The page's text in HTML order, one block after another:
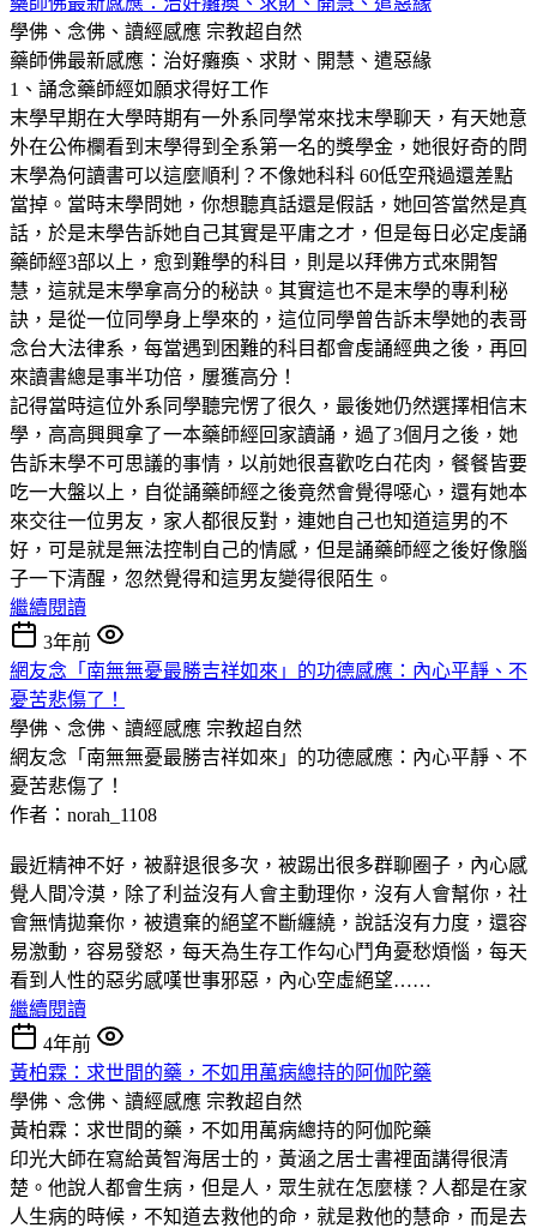
學佛、念佛、讀經感應 宗教超自然
藥師佛最新感應：治好癱瘓、求財、開慧、遣惡緣
1、誦念藥師經如願求得好工作
末學早期在大學時期有一外系同學常來找末學聊天，有天她意
外在公佈欄看到末學得到全系第一名的獎學金，她很好奇的問
末學為何讀書可以這麼順利？不像她科科 60低空飛過還差點
當掉。當時末學問她，你想聽真話還是假話，她回答當然是真
話，於是末學告訴她自己其實是平庸之才，但是每日必定虔誦
藥師經3部以上，愈到難學的科目，則是以拜佛方式來開智
慧，這就是末學拿高分的秘訣。其實這也不是末學的專利秘
訣，是從一位同學身上學來的，這位同學曾告訴末學她的表哥
念台大法律系，每當遇到困難的科目都會虔誦經典之後，再回
來讀書總是事半功倍，屢獲高分！
記得當時這位外系同學聽完愣了很久，最後她仍然選擇相信末
學，高高興興拿了一本藥師經回家讀誦，過了3個月之後，她
告訴末學不可思議的事情，以前她很喜歡吃白花肉，餐餐皆要
吃一大盤以上，自從誦藥師經之後竟然會覺得噁心，還有她本
來交往一位男友，家人都很反對，連她自己也知道這男的不
好，可是就是無法控制自己的情感，但是誦藥師經之後好像腦
子一下清醒，忽然覺得和這男友變得很陌生。
繼續閱讀
3年前
網友念「南無無憂最勝吉祥如來」的功德感應：內心平靜、不
憂苦悲傷了！
學佛、念佛、讀經感應 宗教超自然
網友念「南無無憂最勝吉祥如來」的功德感應：內心平靜、不
憂苦悲傷了！
作者：norah_1108
最近精神不好，被辭退很多次，被踢出很多群聊圈子，內心感
覺人間冷漠，除了利益沒有人會主動理你，沒有人會幫你，社
會無情拋棄你，被遺棄的絕望不斷纏繞，說話沒有力度，還容
易激動，容易發怒，每天為生存工作勾心鬥角憂愁煩惱，每天
看到人性的惡劣感嘆世事邪惡，內心空虛絕望……
繼續閱讀
4年前
黃柏霖：求世間的藥，不如用萬病總持的阿伽陀藥
學佛、念佛、讀經感應 宗教超自然
黃柏霖：求世間的藥，不如用萬病總持的阿伽陀藥
印光大師在寫給黃智海居士的，黃涵之居士書裡面講得很清
楚。他說人都會生病，但是人，眾生就在怎麼樣？人都是在家
人生病的時候，不知道去救他的命，就是救他的慧命，而是去